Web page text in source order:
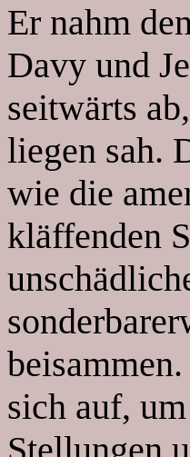
Er nahm
Davy und
seitwärts
liegen sah.
wie die
kläffenden
sich auf,